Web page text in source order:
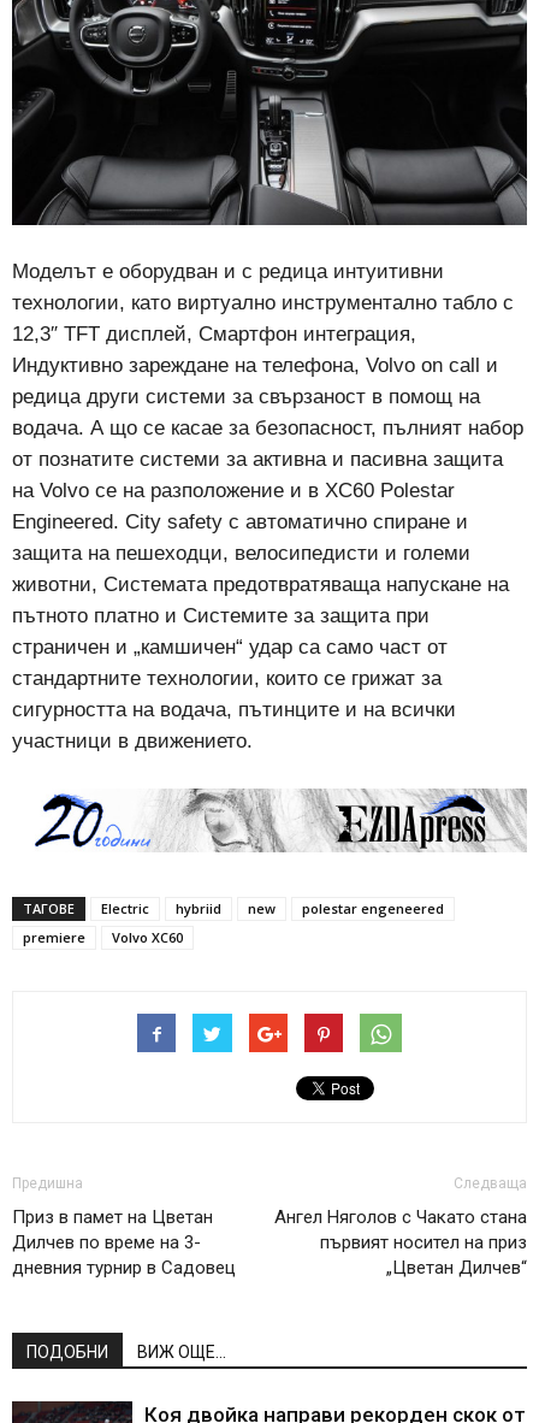
Моделът е оборудван и с редица интуитивни
технологии, като виртуално инструментално табло с
12,3″ TFT дисплей, Смартфон интеграция,
Индуктивно зареждане на телефона, Volvo on call и
редица други системи за свързаност в помощ на
водача. А що се касае за безопасност, пълният набор
от познатите системи за активна и пасивна защита
на Volvo се на разположение и в XC60 Polestar
Engineered. City safety с автоматично спиране и
защита на пешеходци, велосипедисти и големи
животни, Системата предотвратяваща напускане на
пътното платно и Системите за защита при
страничен и „камшичен“ удар са само част от
стандартните технологии, които се грижат за
сигурността на водача, пътинците и на всички
участници в движението.
ТАГОВЕ Electric hybriid new
polestar engeneered
premiere
Volvo XC60
Предишна
Приз в памет на Цветан
Дилчев по време на 3-
дневния турнир в Садовец
Следваща
Ангел Няголов с Чакато стана
първият носител на приз
„Цветан Дилчев“
ПОДОБНИ ВИЖ ОЩЕ...
Коя двойка направи рекорден скок от